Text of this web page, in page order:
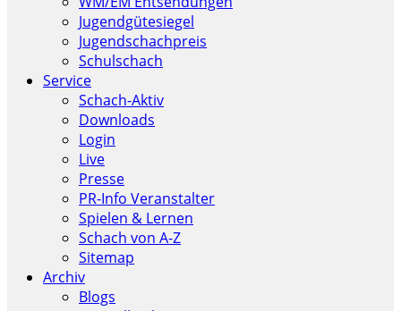
Jugendgütesiegel
Jugendschachpreis
Schulschach
Service
Schach-Aktiv
Downloads
Login
Live
Presse
PR-Info Veranstalter
Spielen & Lernen
Schach von A-Z
Sitemap
Archiv
Blogs